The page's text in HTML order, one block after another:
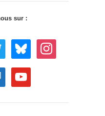
sur :
bluesky instagram
youtube